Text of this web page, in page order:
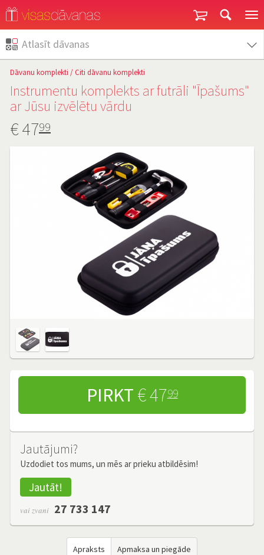
Atlasīt dāvanas
Dāvanu komplekti /Citi dāvanu komplekti
Instrumentu komplekts ar futrāli "Īpašums"
ar Jūsu izvēlētu vārdu
€4799
PIRKT € 4799
Jautājumi?
Uzdodiet tos mums, un mēs ar prieku atbildēsim!
Jautāt!
vai zvani 27 733 147
Apraksts Apmaksa un piegāde